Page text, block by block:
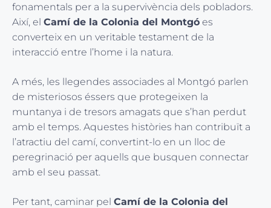
fonamentals per a la supervivència dels pobladors.
Així, el Camí de la Colonia del Montgó es
converteix en un veritable testament de la
interacció entre l’home i la natura.
A més, les llegendes associades al Montgó parlen
de misteriosos éssers que protegeixen la
muntanya i de tresors amagats que s’han perdut
amb el temps. Aquestes històries han contribuït a
l’atractiu del camí, convertint-lo en un lloc de
peregrinació per aquells que busquen connectar
amb el seu passat.
Per tant, caminar pel Camí de la Colonia del